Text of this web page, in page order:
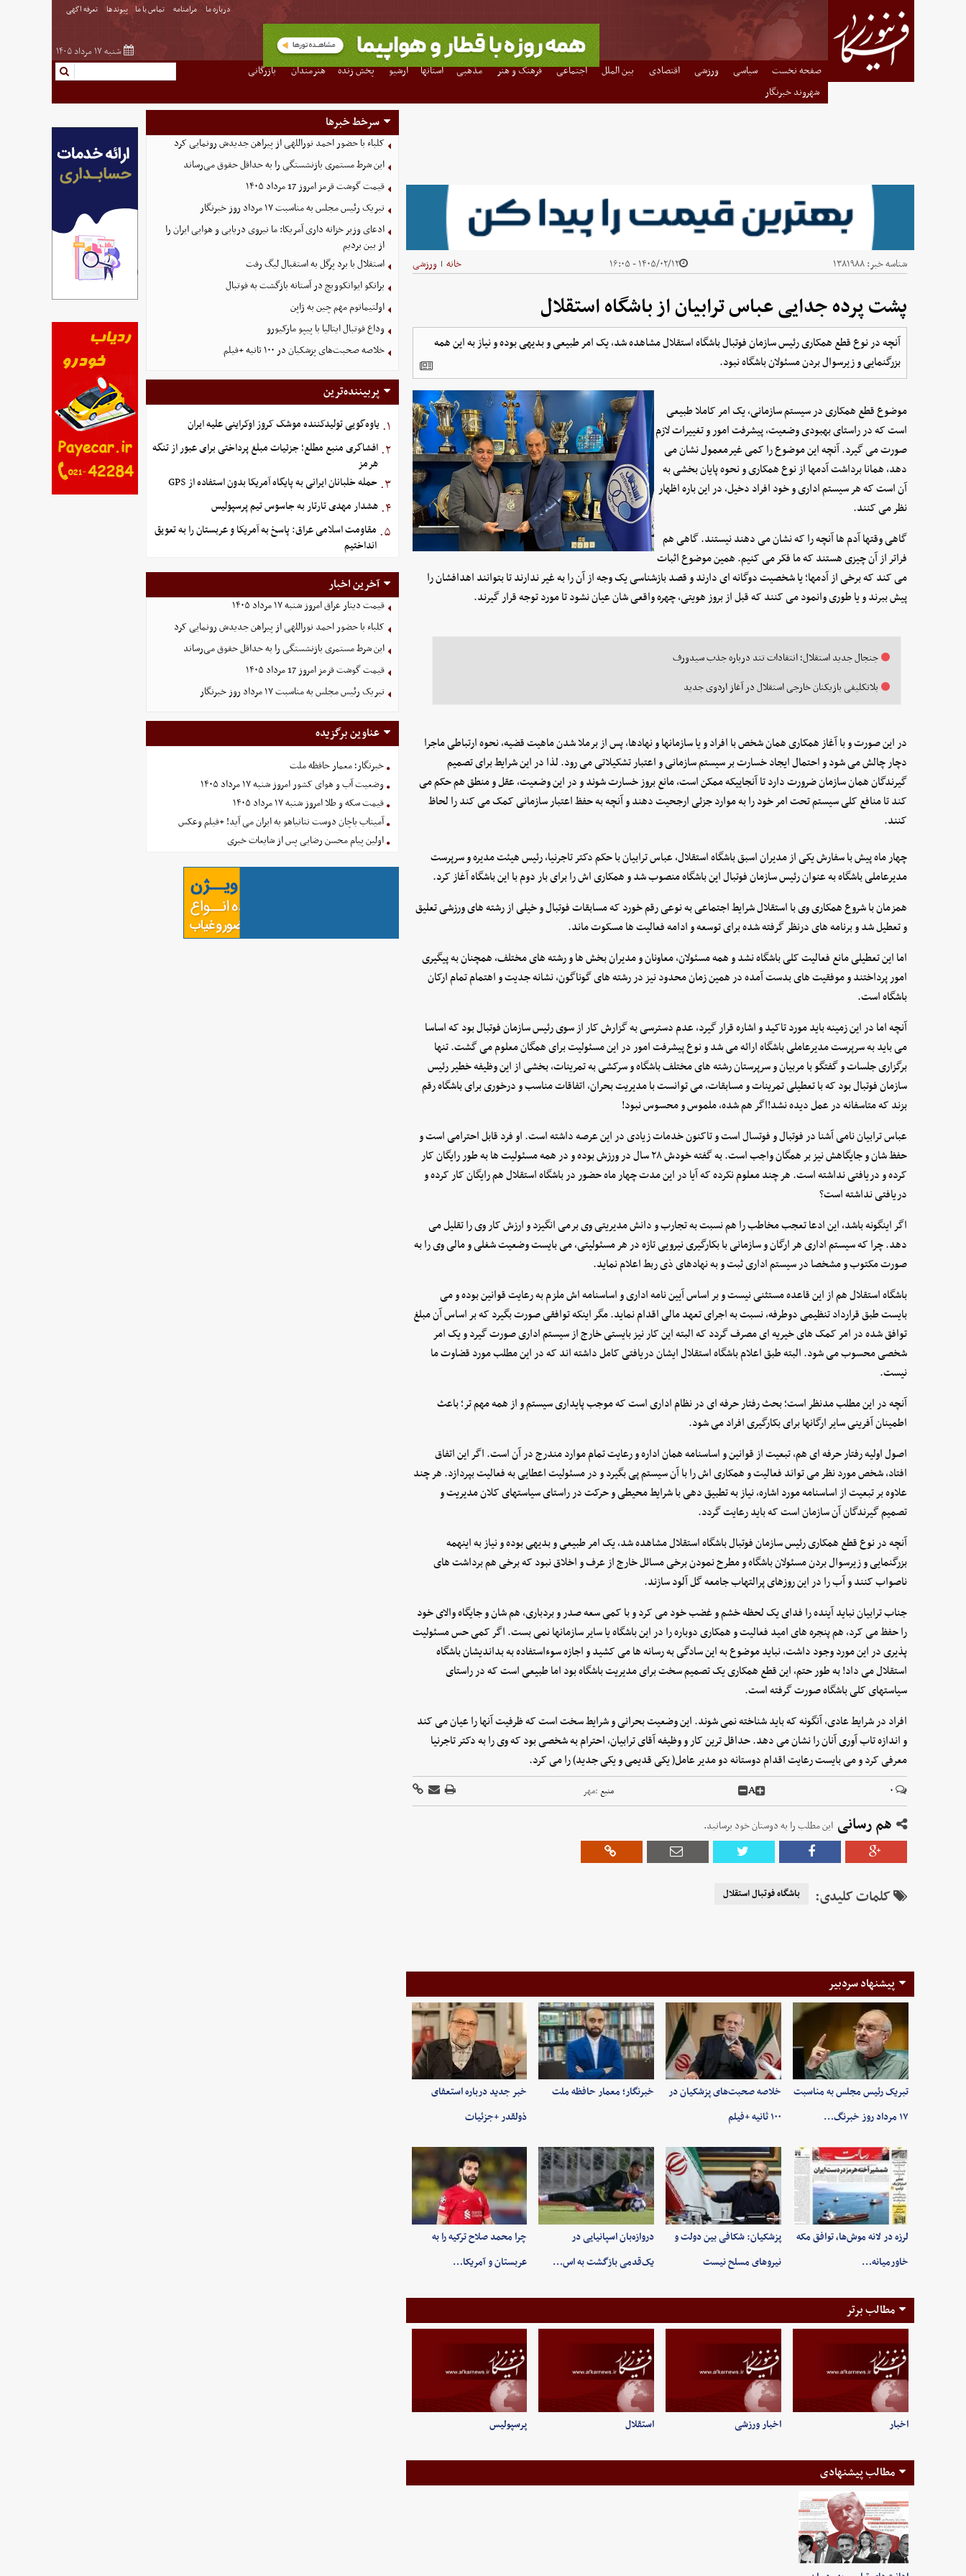
درباره ما مرامنامه تماس با ما پیوندها تعرفه اگهی
شنبه ۱۷ مرداد ۱۴۰۵
صفحه نخست سیاسی ورزشی اقتصادی بین الملل اجتماعی فرهنگ و هنر مذهبی استانها آرشیو پخش زنده هنرمندان
بازرگانی
شهروند خبرنگار
شناسه خبر:۱۳۸۱۹۸۸ ۱۴۰۵/۰۲/۱۲ - ۱۶:۰۵ خانه | ورزشی
پشت پرده جدایی عباس ترابیان از باشگاه استقلال
آنچه در نوع قطع همکاری رئیس سازمان فوتبال باشگاه استقلال مشاهده شد، یک امر طبیعی و بدیهی بوده و نیاز به این همه
بزرگنمایی و زیرسوال بردن مسئولان باشگاه نبود.
موضوع قطع همکاری در سیستم سازمانی، یک امر کاملا طبیعی
است که در راستای بهبودی وضعیت، پیشرفت امور و تغییرات لازم
صورت می گیرد. آنچه این موضوع را کمی غیرمعمول نشان می
دهد، همانا برداشت آدمها از نوع همکاری و نحوه پایان بخشی به
آن است که هر سیستم اداری و خود افراد دخیل، در این باره اظهار
نظر می کنند.
گاهی وقتها آدم ها آنچه را که نشان می دهند نیستند. گاهی هم
فراتر از آن چیزی هستند که ما فکر می کنیم. همین موضوع اثبات
می کند که برخی از آدمها؛ یا شخصیت دوگانه ای دارند و قصد بازشناسی یک وجه از آن را به غیر ندارند تا بتوانند اهدافشان را
پیش ببرند و یا طوری وانمود می کنند که قبل از بروز هویتی، چهره واقعی شان عیان نشود تا مورد توجه قرار گیرند.
جنجال جدید استقلال؛ انتقادات تند درباره جذب سیدورف
بلاتکلیفی بازیکنان خارجی استقلال در آغاز اردوی جدید
در این صورت و با آغاز همکاری همان شخص با افراد و یا سازمانها و نهادها، پس از برملا شدن ماهیت قضیه، نحوه ارتباطی ماجرا
دچار چالش می شود و احتمال ایجاد خسارت بر سیستم سازمانی و اعتبار تشکیلاتی می رود. لذا در این شرایط برای تصمیم
گیرندگان همان سازمان ضرورت دارد تا آنجاییکه ممکن است، مانع بروز خسارت شوند و در این وضعیت، عقل و منطق هم حکم می
کند تا منافع کلی سیستم تحت امر خود را به موارد جزئی ارجحیت دهند و آنچه به حفظ اعتبار سازمانی کمک می کند را لحاظ
کنند.
چهار ماه پیش با سفارش یکی از مدیران اسبق باشگاه استقلال، عباس ترابیان با حکم دکتر تاجرنیا، رئیس هیئت مدیره و سرپرست
مدیرعاملی باشگاه به عنوان رئیس سازمان فوتبال این باشگاه منصوب شد و همکاری اش را برای بار دوم با این باشگاه آغاز کرد.
همزمان با شروع همکاری وی با استقلال شرایط اجتماعی به نوعی رقم خورد که مسابقات فوتبال و خیلی از رشته های ورزشی تعلیق
و تعطیل شد و برنامه های درنظر گرفته شده برای توسعه و ادامه فعالیت ها مسکوت ماند.
اما این تعطیلی مانع فعالیت کلی باشگاه نشد و همه مسئولان، معاونان و مدیران بخش ها و رشته های مختلف، همچنان به پیگیری
امور پرداختند و موفقیت های بدست آمده در همین زمان محدود نیز در رشته های گوناگون، نشانه جدیت و اهتمام تمام ارکان
باشگاه است.
آنچه اما در این زمینه باید مورد تاکید و اشاره قرار گیرد، عدم دسترسی به گزارش کار از سوی رئیس سازمان فوتبال بود که اساسا
می باید به سرپرست مدیرعاملی باشگاه ارائه می شد و نوع پیشرفت امور در این مسئولیت برای همگان معلوم می گشت. تنها
برگزاری جلسات و گفتگو با مربیان و سرپرستان رشته های مختلف باشگاه و سرکشی به تمرینات، بخشی از این وظیفه خطیر رئیس
سازمان فوتبال بود که با تعطیلی تمرینات و مسابقات، می توانست با مدیریت بحران، اتفاقات مناسب و درخوری برای باشگاه رقم
بزند که متاسفانه در عمل دیده نشد!اگر هم شده، ملموس و محسوس نبود!
عباس ترابیان نامی آشنا در فوتبال و فوتسال است و تاکنون خدمات زیادی در این عرصه داشته است. او فرد قابل احترامی است و
حفظ شان و جایگاهش نیز بر همگان واجب است. به گفته خودش ۲۸ سال در ورزش بوده و در همه مسئولیت ها به طور رایگان کار
کرده و دریافتی نداشته است. هر چند معلوم نکرده که آیا در این مدت چهار ماه حضور در باشگاه استقلال هم رایگان کار کرده و
دریافتی نداشته است؟
اگر اینگونه باشد، این ادعا تعجب مخاطب را هم نسبت به تجارب و دانش مدیریتی وی برمی انگیزد و ارزش کار وی را تقلیل می
دهد. چرا که سیستم اداری هر ارگان و سازمانی با بکارگیری نیرویی تازه در هر مسئولیتی، می بایست وضعیت شغلی و مالی وی را به
صورت مکتوب و مشخصا در سیستم اداری ثبت و به نهادهای ذی ربط اعلام نماید.
باشگاه استقلال هم از این قاعده مستثنی نیست و بر اساس آیین نامه اداری و اساسنامه اش ملزم به رعایت قوانین بوده و می
بایست طبق قرارداد تنظیمی دوطرفه، نسبت به اجرای تعهد مالی اقدام نماید. مگر اینکه توافقی صورت بگیرد که بر اساس آن مبلغ
توافق شده در امر کمک های خیریه ای مصرف گردد که البته این کار نیز بایستی خارج از سیستم اداری صورت گیرد و یک امر
شخصی محسوب می شود. البته طبق اعلام باشگاه استقلال ایشان دریافتی کامل داشته اند که در این مطلب مورد قضاوت ما
نیست.
آنچه در این مطلب مدنظر است؛ بحث رفتار حرفه ای در نظام اداری است که موجب پایداری سیستم و از همه مهم تر؛ باعث
اطمینان آفرینی سایر ارگانها برای بکارگیری افراد می شود.
اصول اولیه رفتار حرفه ای هم، تبعیت از قوانین و اساسنامه همان اداره و رعایت تمام موارد مندرج در آن است. اگر این اتفاق
افتاد، شخص مورد نظر می تواند فعالیت و همکاری اش را با آن سیستم پی بگیرد و در مسئولیت اعطایی به فعالیت بپردازد. هر چند
علاوه بر تبعیت از اساسنامه مورد اشاره، نیاز به تطبیق دهی با شرایط محیطی و حرکت در راستای سیاستهای کلان مدیریت و
تصمیم گیرندگان آن سازمان است که باید رعایت گردد.
آنچه در نوع قطع همکاری رئیس سازمان فوتبال باشگاه استقلال مشاهده شد، یک امر طبیعی و بدیهی بوده و نیاز به اینهمه
بزرگنمایی و زیرسوال بردن مسئولان باشگاه و مطرح نمودن برخی مسائل خارج از عرف و اخلاق نبود که برخی هم برداشت های
ناصواب کنند و آب را در این روزهای پرالتهاب جامعه گل آلود سازند.
جناب ترابیان نباید آینده را فدای یک لحظه خشم و غضب خود می کرد و با کمی سعه صدر و بردباری، هم شان و جایگاه والای خود
را حفظ می کرد، هم پنجره های امید فعالیت و همکاری دوباره را در این باشگاه یا سایر سازمانها نمی بست. اگر کمی حس مسئولیت
پذیری در این مورد وجود داشت، نباید موضوع به این سادگی به رسانه ها می کشید و اجازه سوءاستفاده به بداندیشان باشگاه
استقلال می داد! به طور حتم، این قطع همکاری یک تصمیم سخت برای مدیریت باشگاه بود اما طبیعی است که در راستای
سیاستهای کلی باشگاه صورت گرفته است.
افراد در شرایط عادی، آنگونه که باید شناخته نمی شوند. این وضعیت بحرانی و شرایط سخت است که ظرفیت آنها را عیان می کند
و اندازه تاب آوری آنان را نشان می دهد. حداقل ترین کار و وظیفه آقای ترابیان، احترام به شخصی بود که وی را به دکتر تاجرنیا
معرفی کرد و می بایست رعایت اقدام دوستانه دو مدیر عامل( یکی قدیمی و یکی جدید) را می کرد.
۰ A منبع :مهر
هم رسانی این مطلب را به دوستان خود برسانید.
کلمات کلیدی: باشگاه فوتبال استقلال
پیشنهاد سردبیر
تبریک رئیس مجلس به مناسبت
۱۷ مرداد روز خبرنگ…
خلاصه صحبت‌های پزشکیان در
۱۰۰ ثانیه +فیلم
خبرنگار؛ معمار حافظه ملت
خبر جدید درباره استعفای
ذولقدر +جزئیات
لرزه در لانه موش‌ها، توافق مکه
خاورمیانه…
پزشکیان: شکافی بین دولت و
نیروهای مسلح نیست
دروازه‌بان اسپانیایی در
یک‌قدمی بازگشت به اس…
چرا محمد صلاح ترکیه را به
عربستان و آمریکا…
مطالب برتر
اخبار اخبار ورزشی استقلال پرسپولیس
مطالب پیشنهادی
سرخط خبرها
کلباء با حضور احمد نوراللهی از پیراهن جدیدش رونمایی کرد
این شرط مستمری بازنشستگی را به حداقل حقوق می‌رساند
قیمت گوشت قرمز امروز 17 مرداد ۱۴۰۵
تبریک رئیس مجلس به مناسبت ۱۷ مرداد روز خبرنگار
ادعای وزیر خزانه داری آمریکا: ما نیروی دریایی و هوایی ایران را
از بین بردیم
استقلال با برد پرگل به استقبال لیگ رفت
برانکو ایوانکوویچ در آستانه بازگشت به فوتبال
اولتیماتوم مهم چین به ژاپن
وداع فوتبال ایتالیا با پیپو مارکیورو
خلاصه صحبت‌های پزشکیان در ۱۰۰ ثانیه +فیلم
پربیننده‌ترین
۱. یاوه‌گویی تولیدکننده موشک کروز اوکراینی علیه ایران
۲. افشاگری منبع مطلع؛ جزئیات مبلغ پرداختی برای عبور از تنگه
هرمز
۳. حمله خلبانان ایرانی به پایگاه آمریکا بدون استفاده از GPS
۴. هشدار مهدی تارتار به جاسوس تیم پرسپولیس
۵. مقاومت اسلامی عراق: پاسخ به آمریکا و عربستان را به تعویق
انداختیم
آخرین اخبار
قیمت دینار عراق امروز شنبه ۱۷ مرداد ۱۴۰۵
کلباء با حضور احمد نوراللهی از پیراهن جدیدش رونمایی کرد
این شرط مستمری بازنشستگی را به حداقل حقوق می‌رساند
قیمت گوشت قرمز امروز 17 مرداد ۱۴۰۵
تبریک رئیس مجلس به مناسبت ۱۷ مرداد روز خبرنگار
عناوین برگزیده
خبرنگار؛ معمار حافظه ملت
وضعیت آب و هوای کشور امروز شنبه ۱۷ مرداد ۱۴۰۵
قیمت سکه و طلا امروز شنبه ۱۷ مرداد ۱۴۰۵
آمیتاب باچان دوست نتانیاهو به ایران می آید! +فیلم وعکس
اولین پیام محسن رضایی پس از شایعات خبری